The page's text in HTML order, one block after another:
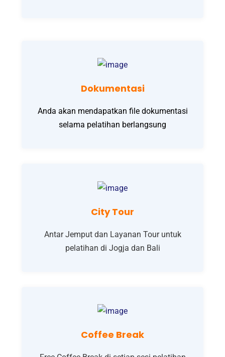
Dokumentasi
Anda akan mendapatkan file dokumentasi
selama pelatihan berlangsung
City Tour
Antar Jemput dan Layanan Tour untuk
pelatihan di Jogja dan Bali
Coffee Break